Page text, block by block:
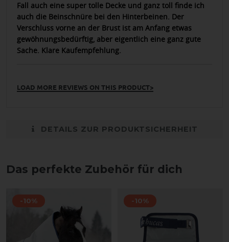
Fall auch eine super tolle Decke und ganz toll finde ich
auch die Beinschnüre bei den Hinterbeinen. Der
Verschluss vorne an der Brust ist am Anfang etwas
gewöhnungsbedürftig, aber eigentlich eine ganz gute
Sache. Klare Kaufempfehlung.
LOAD MORE REVIEWS ON THIS PRODUCT>
DETAILS ZUR PRODUKTSICHERHEIT
Das perfekte Zubehör für dich
-10% -10%